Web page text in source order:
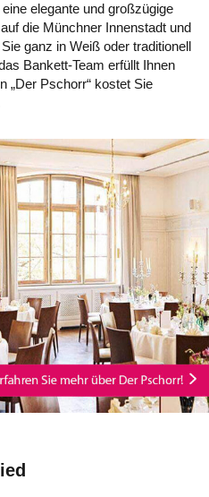
elegante und großzügige
die Münchner Innenstadt und
ganz in Weiß oder traditionell
Bankett-Team erfüllt Ihnen
„Der Pschorr“ kostet Sie